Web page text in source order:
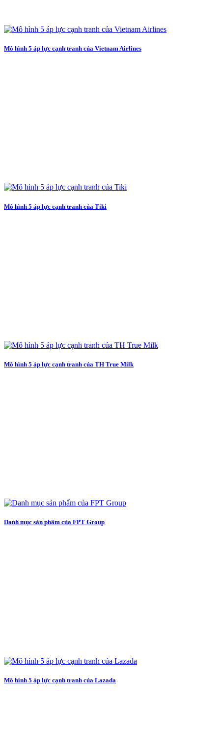
Mô hình 5 áp lực cạnh tranh của Vietnam Airlines
Mô hình 5 áp lực cạnh tranh của Tiki
Mô hình 5 áp lực cạnh tranh của TH True Milk
Danh mục sản phẩm của FPT Group
Mô hình 5 áp lực cạnh tranh của Lazada